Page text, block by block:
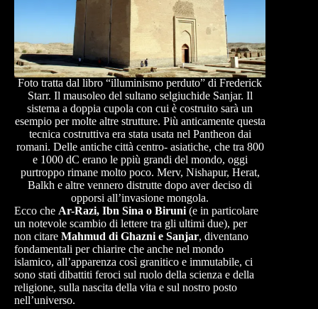
Foto tratta dal libro “illuminismo perduto” di Frederick
Starr. Il mausoleo del sultano selgiuchide Sanjar. Il
sistema a doppia cupola con cui è costruito sarà un
esempio per molte altre strutture. Più anticamente questa
tecnica costruttiva era stata usata nel Pantheon dai
romani. Delle antiche città centro- asiatiche, che tra 800
e 1000 dC erano le ppiù grandi del mondo, oggi
purtroppo rimane molto poco. Merv, Nishapur, Herat,
Balkh e altre vennero distrutte dopo aver deciso di
opporsi all’invasione mongola.
Ecco che Ar-Razi, Ibn Sina o Biruni (e in particolare
un notevole scambio di lettere tra gli ultimi due), per
non citare Mahmud di Ghazni e Sanjar, diventano
fondamentali per chiarire che anche nel mondo
islamico, all’apparenza così granitico e immutabile, ci
sono stati dibattiti feroci sul ruolo della scienza e della
religione, sulla nascita della vita e sul nostro posto
nell’universo.